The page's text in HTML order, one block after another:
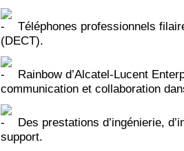
Téléphones professionnels
(DECT).
Rainbow d’Alcatel-Lucent
communication et collaboration
Des prestations d’ingénierie,
support.